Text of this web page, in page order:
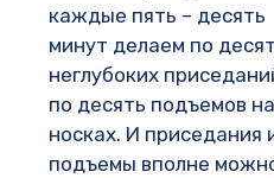
каждые пять – десять
минут делаем по
неглубоких
по десять подъемов на
носках. И приседания
подъемы вполне